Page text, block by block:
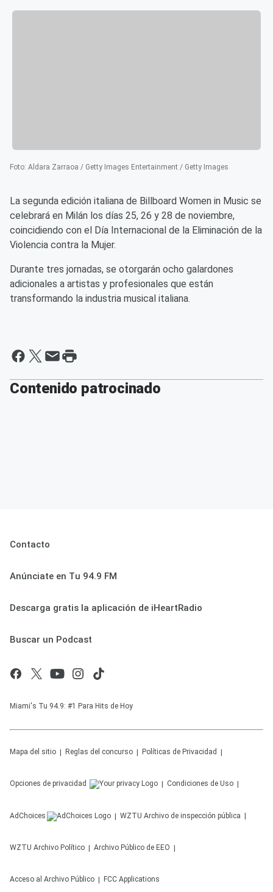
Foto: Aldara Zarraoa / Getty Images Entertainment / Getty Images
La segunda edición italiana de Billboard Women in Music se
celebrará en Milán los días 25, 26 y 28 de noviembre,
coincidiendo con el Día Internacional de la Eliminación de la
Violencia contra la Mujer.
Durante tres jornadas, se otorgarán ocho galardones
adicionales a artistas y profesionales que están
transformando la industria musical italiana.
Contenido patrocinado
Contacto
Anúnciate en Tu 94.9 FM
Descarga gratis la aplicación de iHeartRadio
Buscar un Podcast
Miami's Tu 94.9: #1 Para Hits de Hoy
Mapa del sitio Reglas del concurso Políticas de Privacidad
Opciones de privacidad Condiciones de Uso
AdChoices WZTU Archivo de inspección pública
WZTU Archivo Político Archivo Público de EEO
Acceso al Archivo Público FCC Applications